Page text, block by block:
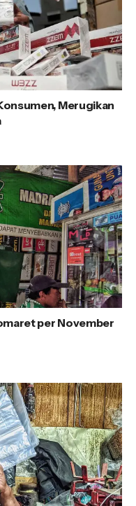
Merugikan
per November